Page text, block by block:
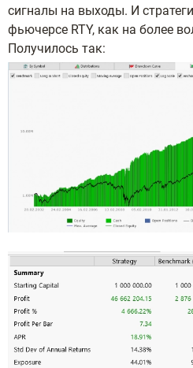
сигналы на выходы. И
фьючерсе RTY, как на более
Получилось так: